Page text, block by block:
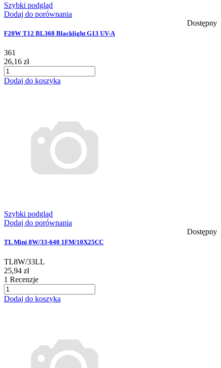
Szybki podgląd
Dodaj do porównania
Dostępny
F20W T12 BL368 Blacklight G13 UV-A
361
26,16 zł
Dodaj do koszyka
Szybki podgląd
Dodaj do porównania
Dostępny
TL Mini 8W/33-640 1FM/10X25CC
TL8W/33LL
25,94 zł
1 Recenzje
Dodaj do koszyka